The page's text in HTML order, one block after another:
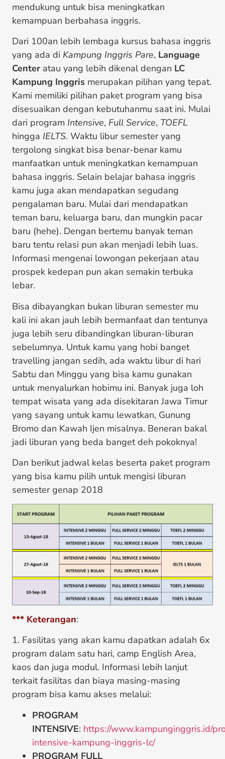
mendukung untuk bisa meningkatkan
kemampuan berbahasa inggris.
Dari 100an lebih lembaga kursus bahasa inggris
yang ada di Kampung Inggris Pare, Language
Center atau yang lebih dikenal dengan LC
Kampung Inggris merupakan pilihan yang tepat.
Kami memiliki pilihan paket program yang bisa
disesuaikan dengan kebutuhanmu saat ini. Mulai
dari program Intensive, Full Service, TOEFL
hingga IELTS. Waktu libur semester yang
tergolong singkat bisa benar-benar kamu
manfaatkan untuk meningkatkan kemampuan
bahasa inggris. Selain belajar bahasa inggris
kamu juga akan mendapatkan segudang
pengalaman baru. Mulai dari mendapatkan
teman baru, keluarga baru, dan mungkin pacar
baru (hehe). Dengan bertemu banyak teman
baru tentu relasi pun akan menjadi lebih luas.
Informasi mengenai lowongan pekerjaan atau
prospek kedepan pun akan semakin terbuka
lebar.
Bisa dibayangkan bukan liburan semester mu
kali ini akan jauh lebih bermanfaat dan tentunya
juga lebih seru dibandingkan liburan-liburan
sebelumnya. Untuk kamu yang hobi banget
travelling jangan sedih, ada waktu libur di hari
Sabtu dan Minggu yang bisa kamu gunakan
untuk menyalurkan hobimu ini. Banyak juga loh
tempat wisata yang ada disekitaran Jawa Timur
yang sayang untuk kamu lewatkan, Gunung
Bromo dan Kawah Ijen misalnya. Beneran bakal
jadi liburan yang beda banget deh pokoknya!
Dan berikut jadwal kelas beserta paket program
yang bisa kamu pilih untuk mengisi liburan
semester genap 2018
*** Keterangan:
1. Fasilitas yang akan kamu dapatkan adalah 6x
program dalam satu hari, camp English Area,
kaos dan juga modul. Informasi lebih lanjut
terkait fasilitas dan biaya masing-masing
program bisa kamu akses melalui:
PROGRAM
INTENSIVE: https://www.kampunginggris.id/
intensive-kampung-inggris-lc/
PROGRAM FULL